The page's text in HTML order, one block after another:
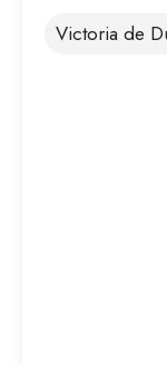
Victoria de